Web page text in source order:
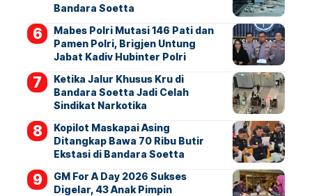
Bandara Soetta
Mabes Polri Mutasi 146 Pati dan
Pamen Polri, Brigjen Untung
Jabat Kadiv Hubinter Polri
Ketika Jalur Khusus Kru di
Bandara Soetta Jadi Celah
Sindikat Narkotika
Kopilot Maskapai Asing
Ditangkap Bawa 70 Ribu Butir
Ekstasi di Bandara Soetta
GM For A Day 2026 Sukses
Digelar, 43 Anak Pimpin